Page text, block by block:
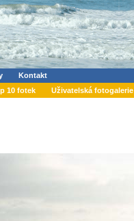
Kontakt
10 fotek Uživatelská fotogalerie